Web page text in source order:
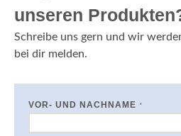
unseren
Schreibe uns gern und wir
bei dir melden.
VOR- UND NACHNAME *